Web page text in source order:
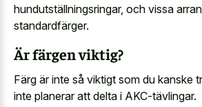
hundutställningsringar, och vissa
standardfärger.
Är färgen viktig?
Färg är inte så viktigt som du kanske
inte planerar att delta i AKC-tävlingar.